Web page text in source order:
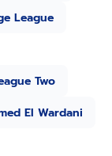
League
Two
El Wardani